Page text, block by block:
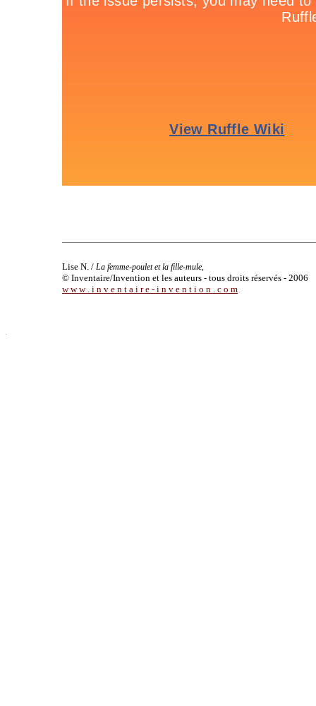
Lise N. / La femme-poulet et la fille-mule,
© Inventaire/Invention et les auteurs - tous droits réservés - 2006
w w w . i n v e n t a i r e - i n v e n t i o n . c o m